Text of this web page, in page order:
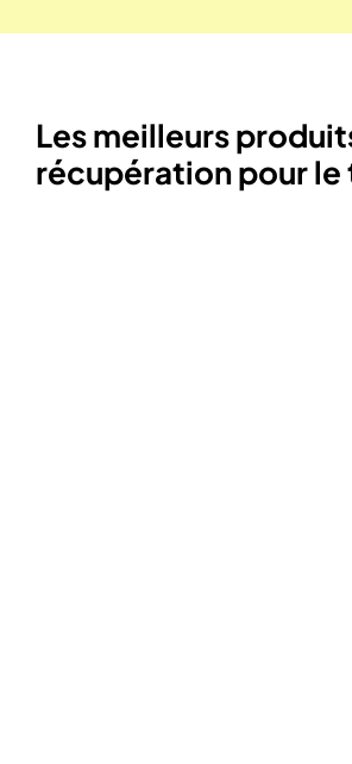
Les meilleurs
récupération pour le